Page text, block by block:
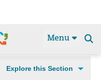
Menu
Explore this Section